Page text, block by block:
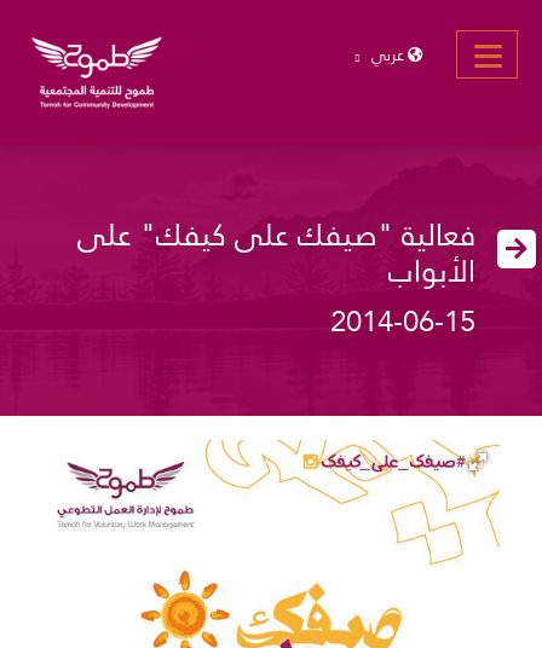
عربي
فعالية "صيفك على كيفك" على
الأبواب
2014-06-15